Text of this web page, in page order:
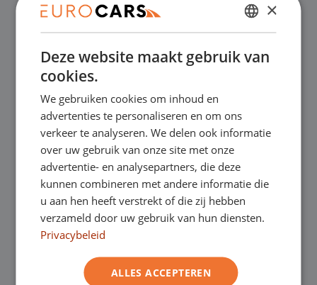
Online kopen, niet goed geld terug
Financial lease – Soepele acceptatie
Gratis thuisbezorgd bij online aankoop
Onze showrooms
Je bent van harte welkom in een van onze
showrooms om de occasions te bekijken –
en natuurlijk voor een lekkere kop koffie!
kunt in Asten terecht voor onze
DUTCH
ENGLISH
×
Deze website maakt gebruik van
cookies.
We gebruiken cookies om inhoud en
advertenties te personaliseren en om ons
verkeer te analyseren. We delen ook informatie
over uw gebruik van onze site met onze
advertentie- en analysepartners, die deze
kunnen combineren met andere informatie die
u aan hen heeft verstrekt of die zij hebben
verzameld door uw gebruik van hun diensten.
Privacybeleid
ALLES ACCEPTEREN